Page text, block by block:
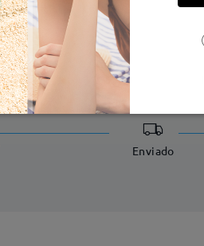
DELIVERY
Enviado